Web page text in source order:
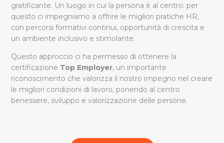
gratificante. Un luogo in cui la persona è al centro: per
questo ci impegniamo a offrire le migliori pratiche HR,
con percorsi formativi continui, opportunità di crescita e
un ambiente inclusivo e stimolante.
Questo approccio ci ha permesso di ottenere la
certificazione Top Employer, un importante
riconoscimento che valorizza il nostro impegno nel creare
le migliori condizioni di lavoro, ponendo al centro
benessere, sviluppo e valorizzazione delle persone.